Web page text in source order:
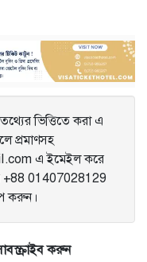
ভিত্তিতে করা এ
প্রমাণসহ
এ ইমেইল করে
+88 01407028129
করুন।
করুন